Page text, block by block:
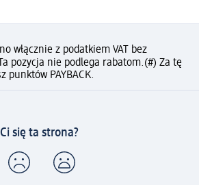
włącznie z podatkiem VAT bez
pozycja nie podlega rabatom.(#) Za tę
punktów PAYBACK.
się ta strona?